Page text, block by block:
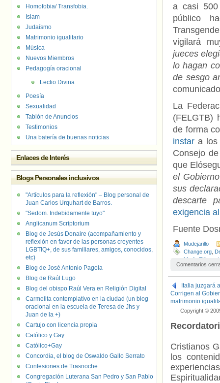
a casi 500
público
vigilará
jueces
lo hagan
de sesgo
La
(FELGTB)
de forma
instar a los
Consejo
que
el
sus
descarte
exigencia
Fuente
Mudejarillo
Change.org
María Elósegui
Comentarios
Italia juzgará
Corrigen al
matrimonio
Copyright ©
Cristianos
los
Homofobia/ Transfobia.
Islam
Judaísmo
Matrimonio igualitario
Música
Nuevos Miembros
Pedagogía oracional
Lectio Divina
Poesía
Sexualidad
Tablón de Anuncios
Testimonios
Una batería de buenas noticias
Enlaces de Interés
Blogs Personales inclusivos
"Artículos para la reflexión" – Blog personal de
Juan Carlos Urquhart de Barros.
"Sedom. Indebidamente tuyo"
Anglicanum Scriptorium
Blog de Jesús Donaire (acompañamiento y
reflexión en favor de las personas creyentes
LGBTIQ+, de sus familiares, amigos, conocidos,
etc)
Blog de José Antonio Pagola
Blog de Raúl Lugo
Blog del obispo Raúl Vera en Religión Digital
Carmelita contemplativo en la ciudad (un blog
oracional en la escuela de Teresa de Jhs y
Juan de la +)
Cartujo con licencia propia
Católico y Gay
Católico+Gay
Concordia, el blog de Oswaldo Gallo Serrato
Confesiones de Trasnoche
Congregación Luterana San Pedro y San Pablo